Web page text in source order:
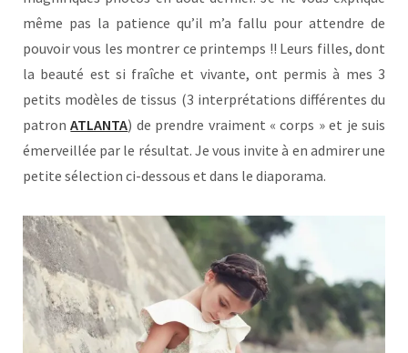
même pas la patience qu’il m’a fallu pour attendre de
pouvoir vous les montrer ce printemps !! Leurs filles, dont
la beauté est si fraîche et vivante, ont permis à mes 3
petits modèles de tissus (3 interprétations différentes du
patronATLANTA) de prendre vraiment « corps » et je suis
émerveillée par le résultat. Je vous invite à en admirer une
petite sélection ci-dessous et dans le diaporama.